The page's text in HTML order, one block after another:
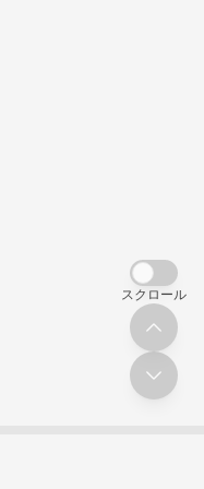
スクロール